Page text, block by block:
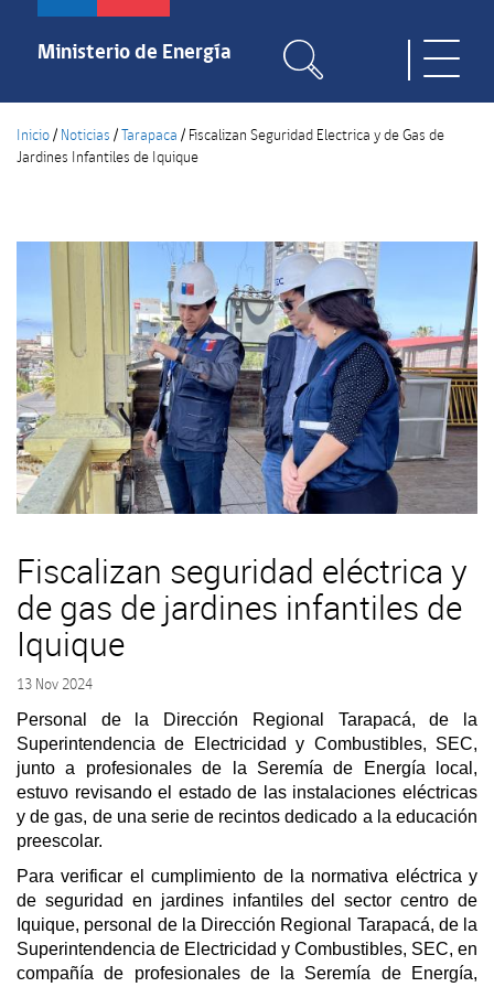
Pasar
contenido
Ministerio de Energía
Inicio/ Noticias /Tarapaca / Fiscalizan Seguridad Electrica y de Gas de
Jardines Infantiles de Iquique
Fiscalizan seguridad eléctrica y
de gas de jardines infantiles de
Iquique
13 Nov 2024
Personal de la Dirección Regional Tarapacá, de la
Superintendencia de Electricidad y Combustibles, SEC,
junto a profesionales de la Seremía de Energía local,
estuvo revisando el estado de las instalaciones eléctricas
y de gas, de una serie de recintos dedicado a la educación
preescolar.
Para verificar el cumplimiento de la normativa eléctrica y
de seguridad en jardines infantiles del sector centro de
Iquique, personal de la Dirección Regional Tarapacá, de la
Superintendencia de Electricidad y Combustibles, SEC, en
compañía de profesionales de la Seremía de Energía,